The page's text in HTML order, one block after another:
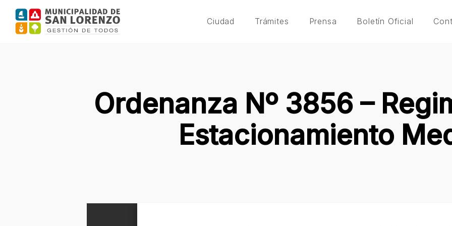
Skip
main
Ciudad Trámites Prensa Boletín Oficial
Ordenanza Nº 3856 –
Estacionamiento